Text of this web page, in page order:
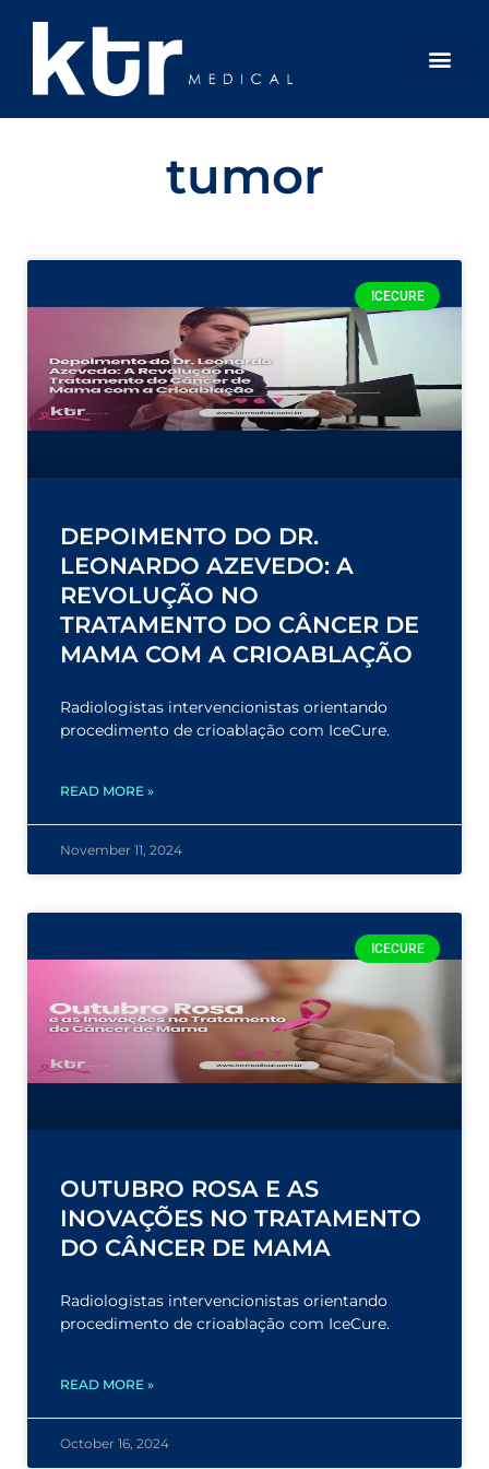
tumor
ICECURE
DEPOIMENTO DO DR.
LEONARDO AZEVEDO: A
REVOLUÇÃO NO
TRATAMENTO DO CÂNCER DE
MAMA COM A CRIOABLAÇÃO
Radiologistas intervencionistas orientando
procedimento de crioablação com IceCure.
READ MORE »
November 11, 2024
ICECURE
OUTUBRO ROSA E AS
INOVAÇÕES NO TRATAMENTO
DO CÂNCER DE MAMA
Radiologistas intervencionistas orientando
procedimento de crioablação com IceCure.
READ MORE »
October 16, 2024